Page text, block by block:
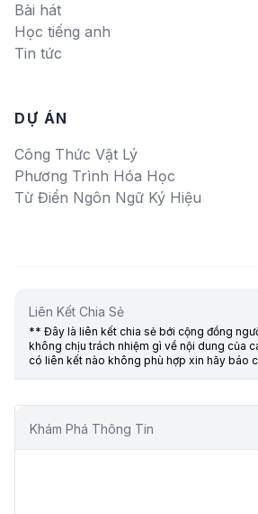
Bài hát
Học tiếng anh
Tin tức
DỰ ÁN
Công Thức Vật Lý
Phương Trình Hóa Học
Từ Điển Ngôn Ngữ Ký Hiệu
Liên Kết Chia Sẻ
** Đây là liên kết chia sẻ bới cộng đồng
không chịu trách nhiệm gì về nội dung của
có liên kết nào không phù hợp xin hãy báo
Khám Phá Thông Tin